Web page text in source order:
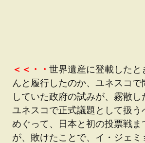
＜＜・・ 世界遺産に登載したと
んと履行したのか、ユネスコで
していた政府の試みが、霧散し
ユネスコで正式議題として扱う
めぐって、日本と初の投票戦ま
が、敗けたことで、イ・ジェミ